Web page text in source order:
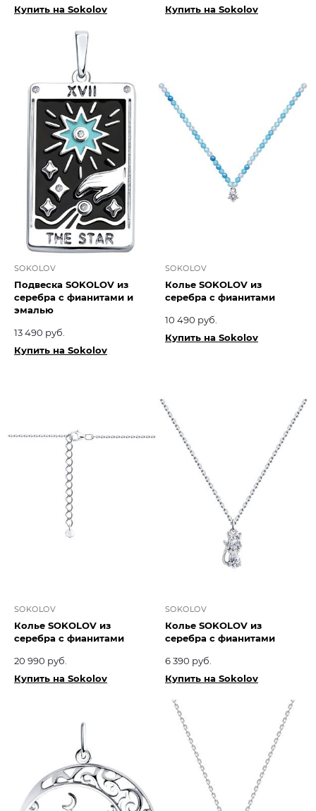
Купить на Sokolov Купить на Sokolov
SOKOLOV
Подвеска SOKOLOV из
серебра с фианитами и
эмалью
13 490 руб.
Купить на Sokolov
SOKOLOV
Колье SOKOLOV из
серебра с фианитами
10 490 руб.
Купить на Sokolov
SOKOLOV
Колье SOKOLOV из
серебра с фианитами
20 990 руб.
Купить на Sokolov
SOKOLOV
Колье SOKOLOV из
серебра с фианитами
6 390 руб.
Купить на Sokolov